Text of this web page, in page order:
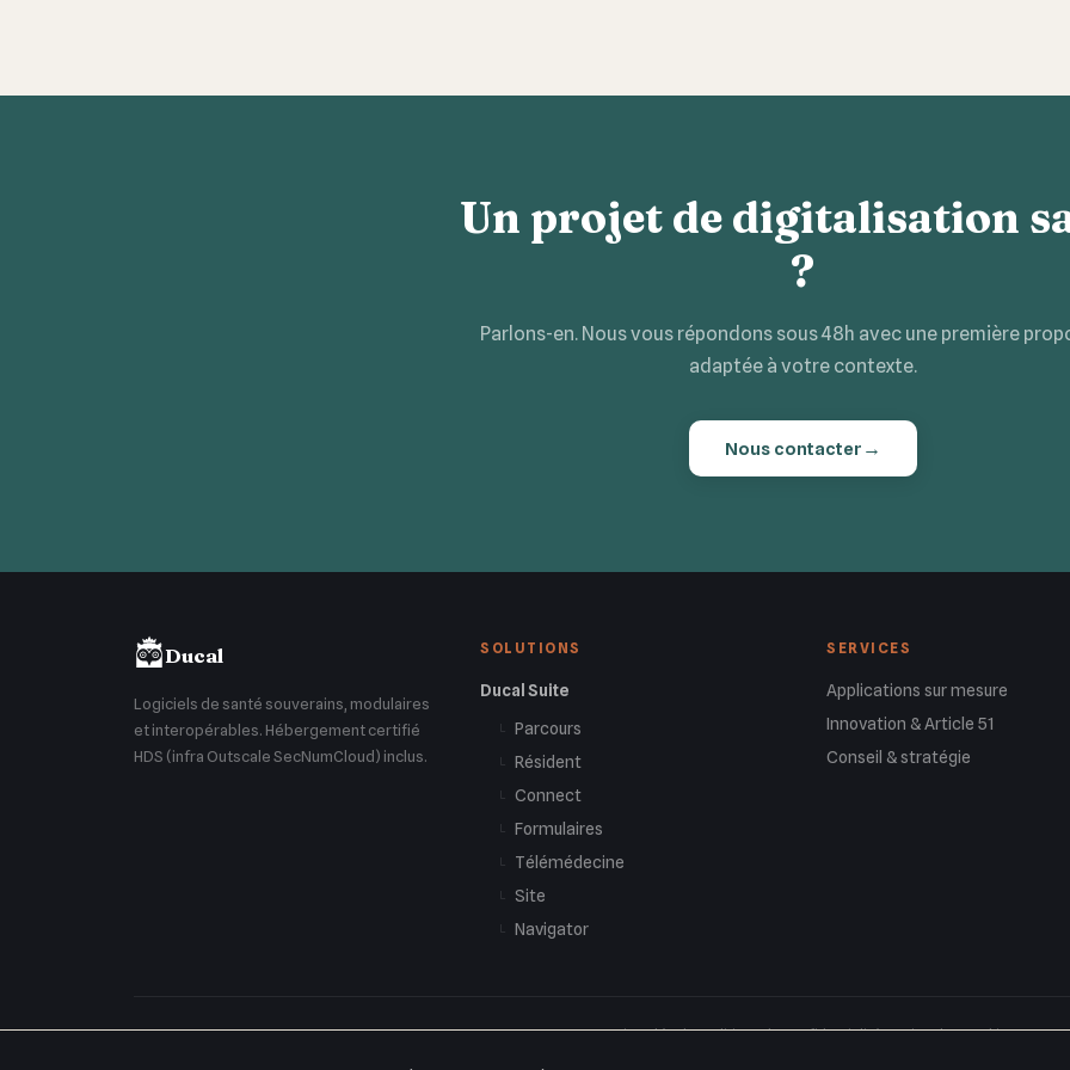
Un projet de digitalisation
?
Parlons-en. Nous vous répondons sous 48h avec une première
adaptée à votre contexte.
Nous contacter →
Ducal
Logiciels de santé souverains, modulaires
et interopérables. Hébergement certifié
HDS (infra Outscale SecNumCloud) inclus.
SOLUTIONS
Ducal Suite
└ Parcours
└ Résident
└ Connect
└ Formulaires
└ Télémédecine
└ Site
└ Navigator
SERVICES
Applications sur mesure
Innovation & Article 51
Conseil & stratégie
Mentions légalesPolitique de confidentialitéGestion des cookies